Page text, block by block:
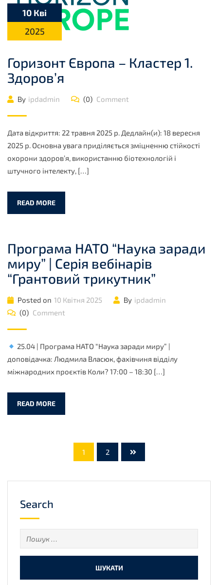
10 Кві
2025
Горизонт Європа – Кластер 1.
Здоров’я
By ipdadmin (0) Comment
Дата відкриття: 22 травня 2025 р. Дедлайн(и): 18 вересня
2025 р. Основна увага приділяється зміцненню стійкості
охорони здоров’я, використанню біотехнологій і
штучного інтелекту, […]
READ MORE
Програма НАТО “Наука заради
миру” | Серія вебінарів
“Грантовий трикутник”
Posted on 10 Квітня 2025 By ipdadmin
(0) Comment
25.04 | Програма НАТО “Наука заради миру” |
доповідачка: Людмила Власюк, фахівчиня відділу
міжнародних проєктів Коли? 17:00 – 18:30 […]
READ MORE
1 2
Search